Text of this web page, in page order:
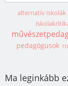
alternatív iskolák
pedagógusok
Ma leginkább